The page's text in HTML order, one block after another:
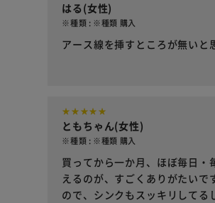
はる(女性)
※種類 : ※種類 購入
アース線を挿すところが無いと
ともちゃん(女性)
※種類 : ※種類 購入
買ってから一か月、ほぼ毎日・
えるのが、すごくありがたい
ので、シンクもスッキリして